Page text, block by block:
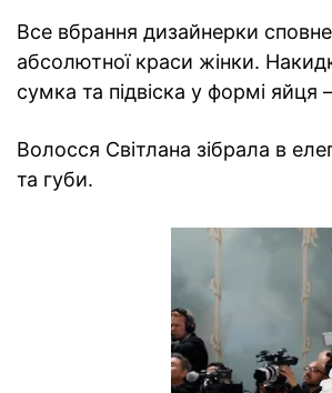
Все вбрання дизайнерки
абсолютної краси жінки.
сумка та підвіска у формі
Волосся Світлана зібрала в
та губи.